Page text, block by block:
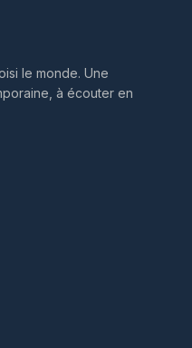
le monde. Une
à écouter en